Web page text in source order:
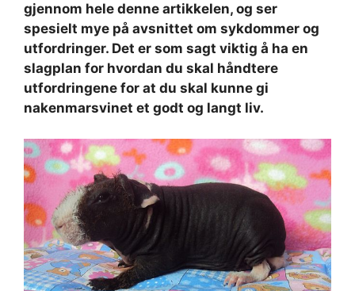
gjennom hele denne artikkelen, og ser
spesielt mye på avsnittet om sykdommer og
utfordringer. Det er som sagt viktig å ha en
slagplan for hvordan du skal håndtere
utfordringene for at du skal kunne gi
nakenmarsvinet et godt og langt liv.